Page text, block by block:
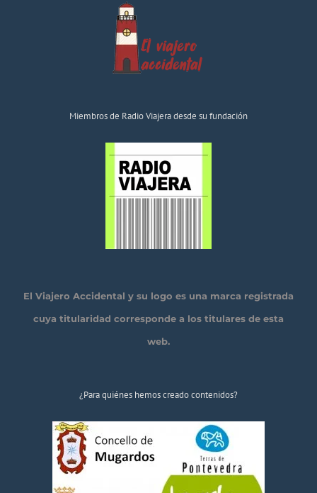
Miembros de Radio Viajera desde su fundación
El Viajero Accidental y su logo es una marca registrada
cuya titularidad corresponde a los titulares de esta
web.
¿Para quiénes hemos creado contenidos?